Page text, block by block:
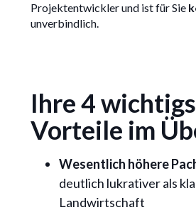
Projektentwickler und ist für Sie
unverbindlich.
Ihre 4
Vorteile im
Wesentlich höhere
deutlich lukrativer als
Landwirtschaft